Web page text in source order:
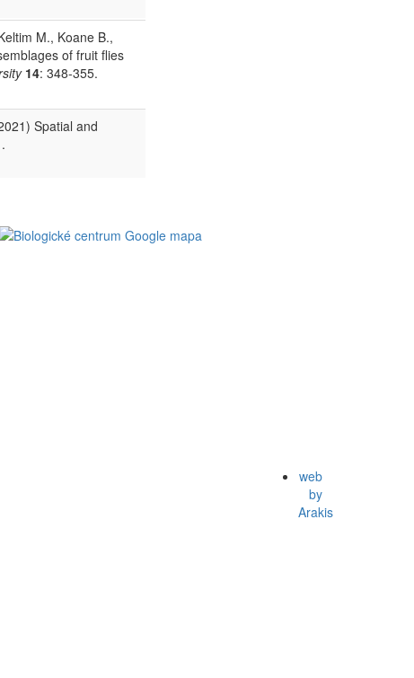
M., Koane B.,
of fruit flies
14: 348-355.
Spatial and
web
by
Arakis